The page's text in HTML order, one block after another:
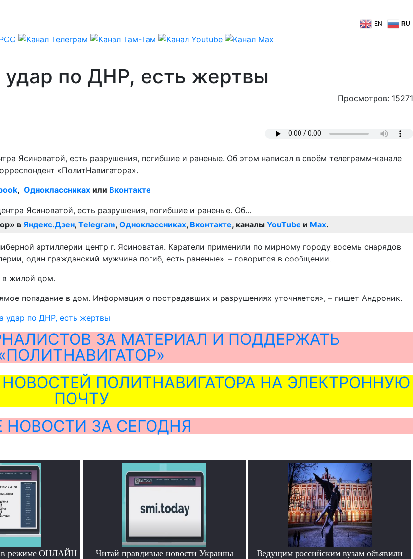
EN RU
удар по ДНР, есть жертвы
Просмотров: 15271
Ясиноватой, есть разрушения, погибшие и раненые. Об этом написал в своём телеграмм-канале
«ПолитНавигатора».
, Одноклассниках или Вконтакте
в Яндекс.Дзен, Telegram, Одноклассниках, Вконтакте, каналы YouTube и Max.
артиллерии центр г. Ясиноватая. Каратели применили по мирному городу восемь снарядов
один гражданский мужчина погиб, есть раненые», – говорится в сообщении.
в жилой дом.
попадание в дом. Информация о пострадавших и разрушениях уточняется», – пишет Андроник.
удар по ДНР, есть жертвы
ЗА МАТЕРИАЛ И ПОДДЕРЖАТЬ
ПОЛИТНАВИГАТОРА НА ЭЛЕКТРОННУЮ
ПОЧТУ
НОВОСТИ ЗА СЕГОДНЯ
в режиме ОНЛАЙН
Читай правдивые новости Украины
Ведущим российским вузам объявили